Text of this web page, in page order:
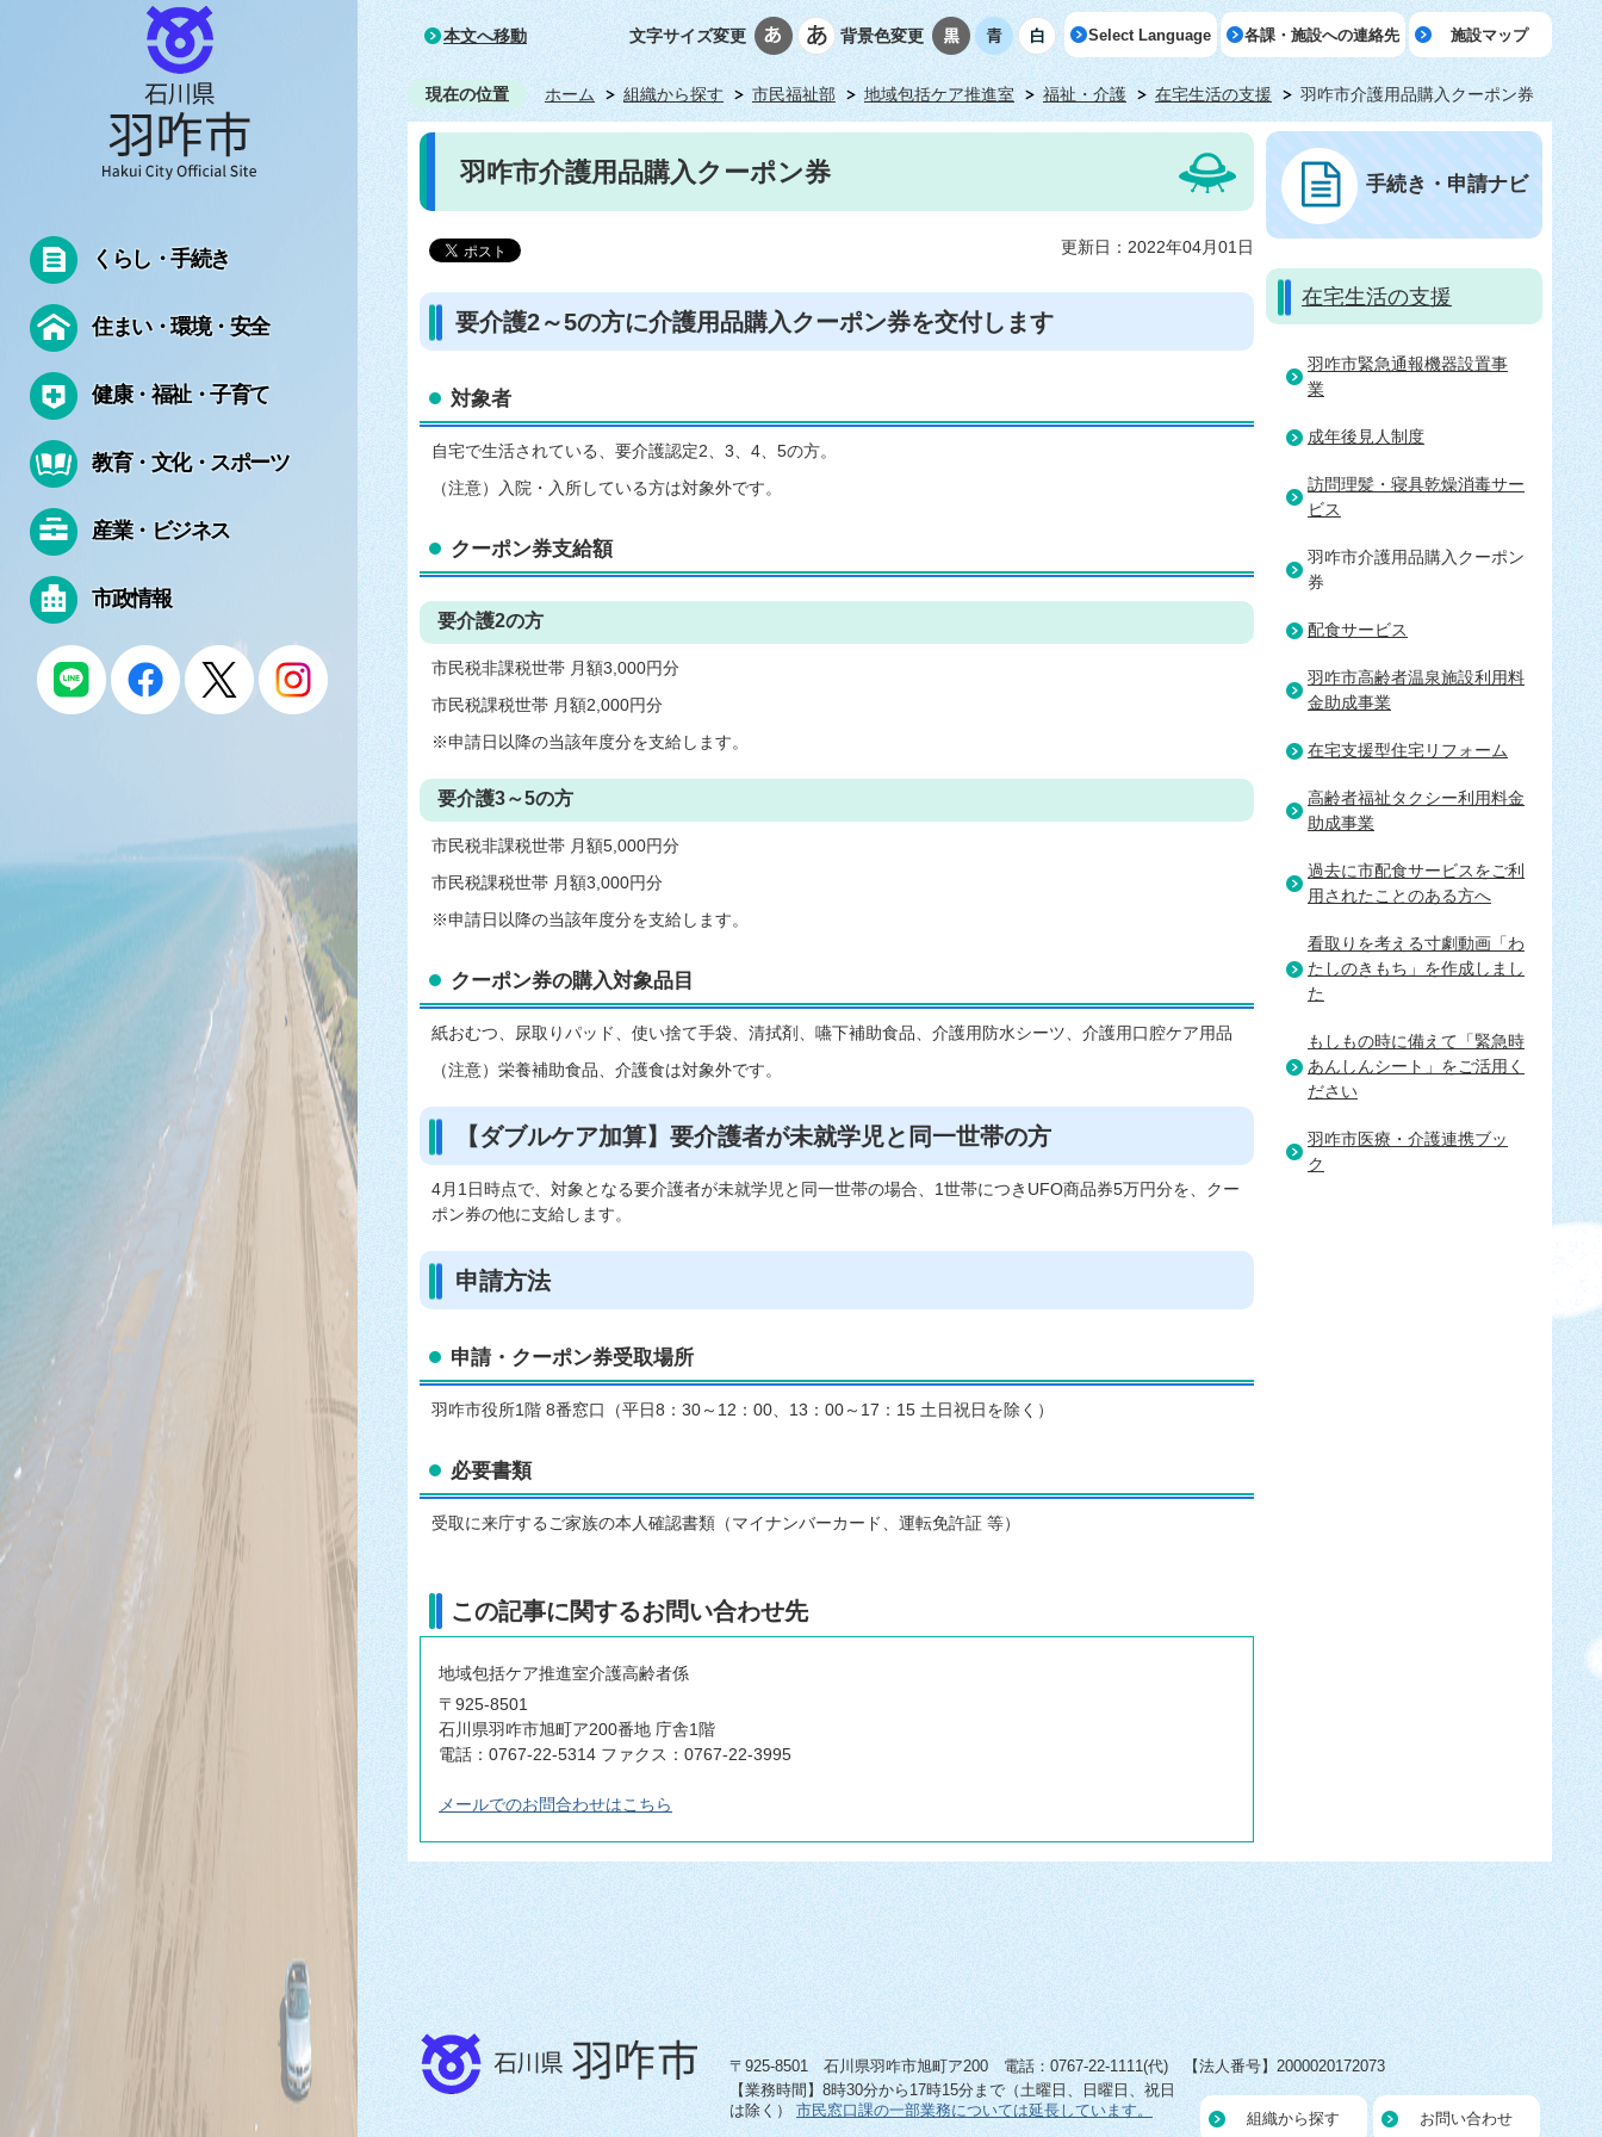
本文へ移動
くらし・手続き
住まい・環境・安全
健康・福祉・子育て
教育・文化・スポーツ
産業・ビジネス
市政情報
文字サイズ変更 背景色変更 Select Language 各課・施設への連絡先 施設マップ
現在の位置 ホーム 組織から探す 市民福祉部 地域包括ケア推進室 福祉・介護 在宅生活の支援 羽咋市介護用品購入クーポン券
羽咋市介護用品購入クーポン券
更新日：2022年04月01日
要介護2～5の方に介護用品購入クーポン券を交付します
対象者
自宅で生活されている、要介護認定2、3、4、5の方。
（注意）入院・入所している方は対象外です。
クーポン券支給額
要介護2の方
市民税非課税世帯 月額3,000円分
市民税課税世帯 月額2,000円分
※申請日以降の当該年度分を支給します。
要介護3～5の方
市民税非課税世帯 月額5,000円分
市民税課税世帯 月額3,000円分
※申請日以降の当該年度分を支給します。
クーポン券の購入対象品目
紙おむつ、尿取りパッド、使い捨て手袋、清拭剤、嚥下補助食品、介護用防水シーツ、介護用口腔ケア用品
（注意）栄養補助食品、介護食は対象外です。
【ダブルケア加算】要介護者が未就学児と同一世帯の方
4月1日時点で、対象となる要介護者が未就学児と同一世帯の場合、1世帯につきUFO商品券5万円分を、クー
ポン券の他に支給します。
申請方法
申請・クーポン券受取場所
羽咋市役所1階 8番窓口（平日8：30～12：00、13：00～17：15 土日祝日を除く）
必要書類
受取に来庁するご家族の本人確認書類（マイナンバーカード、運転免許証 等）
この記事に関するお問い合わせ先
地域包括ケア推進室介護高齢者係
〒925-8501
石川県羽咋市旭町ア200番地 庁舎1階
電話：0767-22-5314 ファクス：0767-22-3995
メールでのお問合わせはこちら
手続き・申請ナビ
在宅生活の支援
羽咋市緊急通報機器設置事
業
成年後見人制度
訪問理髪・寝具乾燥消毒サー
ビス
羽咋市介護用品購入クーポン
券
配食サービス
羽咋市高齢者温泉施設利用料
金助成事業
在宅支援型住宅リフォーム
高齢者福祉タクシー利用料金
助成事業
過去に市配食サービスをご利
用されたことのある方へ
看取りを考える寸劇動画「わ
たしのきもち」を作成しまし
た
もしもの時に備えて「緊急時
あんしんシート」をご活用く
ださい
羽咋市医療・介護連携ブッ
ク
〒925-8501 石川県羽咋市旭町ア200 電話：0767-22-1111(代) 【法人番号】2000020172073
【業務時間】8時30分から17時15分まで（土曜日、日曜日、祝日
は除く） 市民窓口課の一部業務については延長しています。 組織から探す お問い合わせ